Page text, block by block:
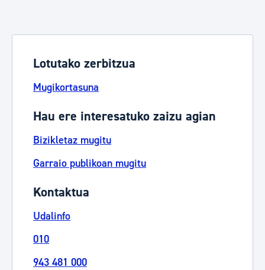
Lotutako zerbitzua
Mugikortasuna
Hau ere interesatuko zaizu agian
Bizikletaz mugitu
Garraio publikoan mugitu
Kontaktua
Udalinfo
010
943 481 000